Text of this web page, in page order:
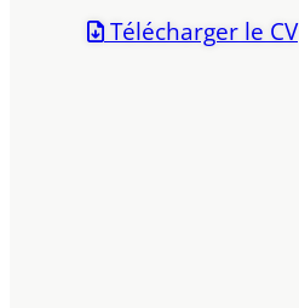
Télécharger le CV